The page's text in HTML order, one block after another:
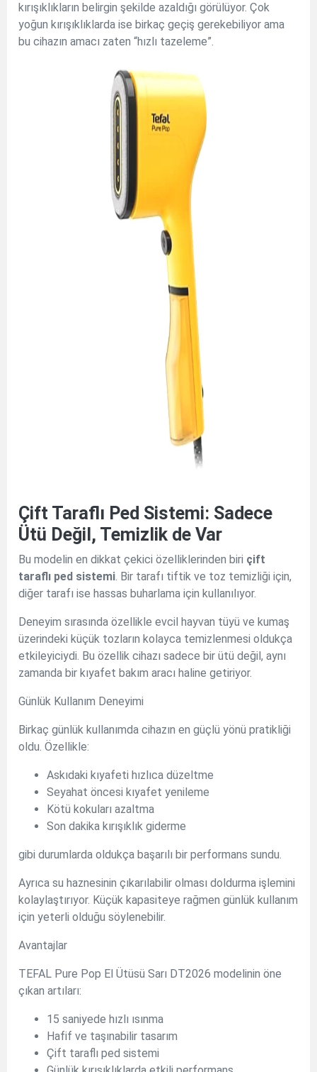
kırışıklıkların belirgin şekilde azaldığı görülüyor. Çok
yoğun kırışıklıklarda ise birkaç geçiş gerekebiliyor ama
bu cihazın amacı zaten “hızlı tazeleme”.
Çift Taraflı Ped Sistemi: Sadece
Ütü Değil, Temizlik de Var
Bu modelin en dikkat çekici özelliklerinden biri çift
taraflı ped sistemi . Bir tarafı tiftik ve toz temizliği için,
diğer tarafı ise hassas buharlama için kullanılıyor.
Deneyim sırasında özellikle evcil hayvan tüyü ve kumaş
üzerindeki küçük tozların kolayca temizlenmesi oldukça
etkileyiciydi. Bu özellik cihazı sadece bir ütü değil, aynı
zamanda bir kıyafet bakım aracı haline getiriyor.
Günlük Kullanım Deneyimi
Birkaç günlük kullanımda cihazın en güçlü yönü pratikliği
oldu. Özellikle:
Askıdaki kıyafeti hızlıca düzeltme
Seyahat öncesi kıyafet yenileme
Kötü kokuları azaltma
Son dakika kırışıklık giderme
gibi durumlarda oldukça başarılı bir performans sundu.
Ayrıca su haznesinin çıkarılabilir olması doldurma işlemini
kolaylaştırıyor. Küçük kapasiteye rağmen günlük kullanım
için yeterli olduğu söylenebilir.
Avantajlar
TEFAL Pure Pop El Ütüsü Sarı DT2026 modelinin öne
çıkan artıları:
15 saniyede hızlı ısınma
Hafif ve taşınabilir tasarım
Çift taraflı ped sistemi